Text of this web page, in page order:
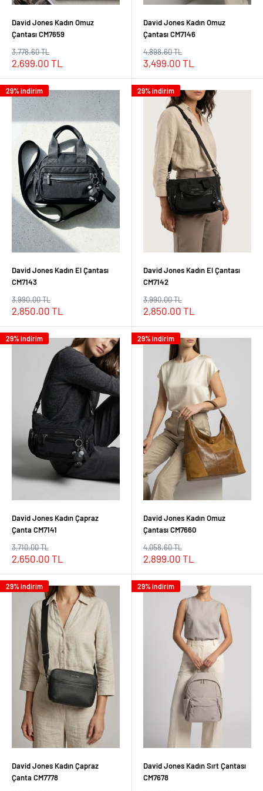
David Jones Kadın Omuz
Çantası CM7659
İndirimli
2,699.00 TL
Normal
fiyat
3,778.60 TL
David Jones Kadın Omuz
Çantası CM7146
İndirimli
3,499.00 TL
Normal
fiyat
4,898.60 TL
29% indirim
David Jones Kadın El Çantası
CM7143
İndirimli
2,850.00 TL
Normal
fiyat
3,990.00 TL
29% indirim
David Jones Kadın El Çantası
CM7142
İndirimli
2,850.00 TL
Normal
fiyat
3,990.00 TL
29% indirim
David Jones Kadın Çapraz
Çanta CM7141
İndirimli
2,650.00 TL
Normal
fiyat
3,710.00 TL
29% indirim
David Jones Kadın Omuz
Çantası CM7660
İndirimli
2,899.00 TL
Normal
fiyat
4,058.60 TL
29% indirim
David Jones Kadın Çapraz
Çanta CM7778
29% indirim
David Jones Kadın Sırt Çantası
CM7678